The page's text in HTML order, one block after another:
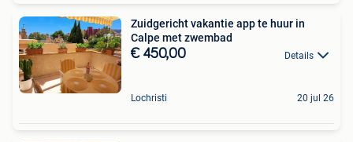
Zuidgericht vakantie app te huur in
Calpe met zwembad
€ 450,00 Details
Lochristi 20 jul 26